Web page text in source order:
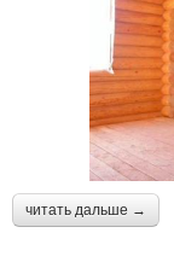
читать дальше →